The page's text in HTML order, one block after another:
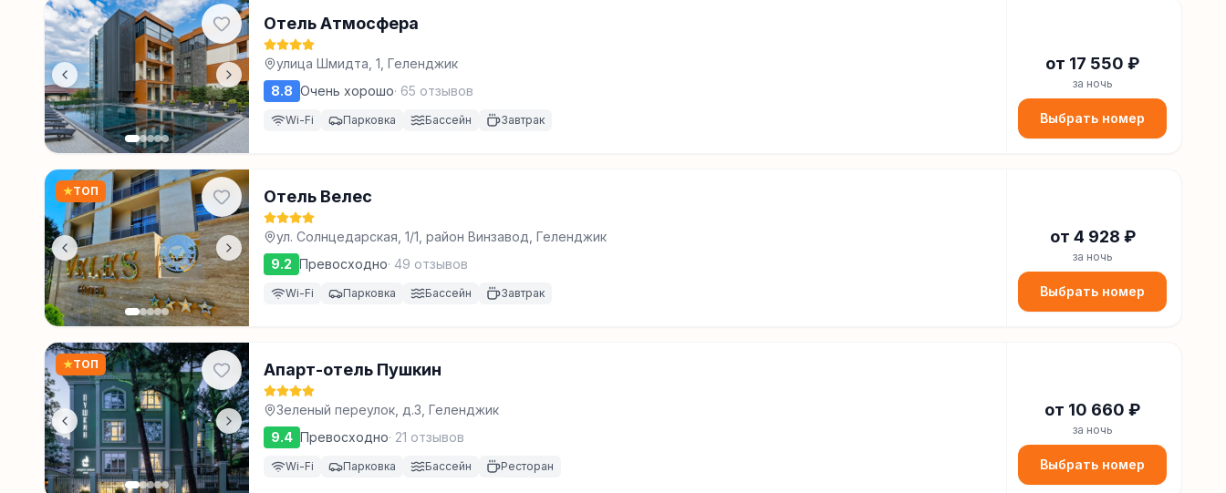
Отель Атмосфера
улица Шмидта, 1, Геленджик
8.8 Очень хорошо· 65 отзывов
Wi-Fi Парковка Бассейн Завтрак
от 17 550 ₽
за ночь
Выбрать номер
★ТОП Отель Велес
ул. Солнцедарская, 1/1, район Винзавод, Геленджик
9.2 Превосходно· 49 отзывов
Wi-Fi Парковка Бассейн Завтрак
от 4 928 ₽
за ночь
Выбрать номер
★ТОП Апарт-отель Пушкин
Зеленый переулок, д.3, Геленджик
9.4 Превосходно· 21 отзывов
Wi-Fi Парковка Бассейн Ресторан
от 10 660 ₽
за ночь
Выбрать номер